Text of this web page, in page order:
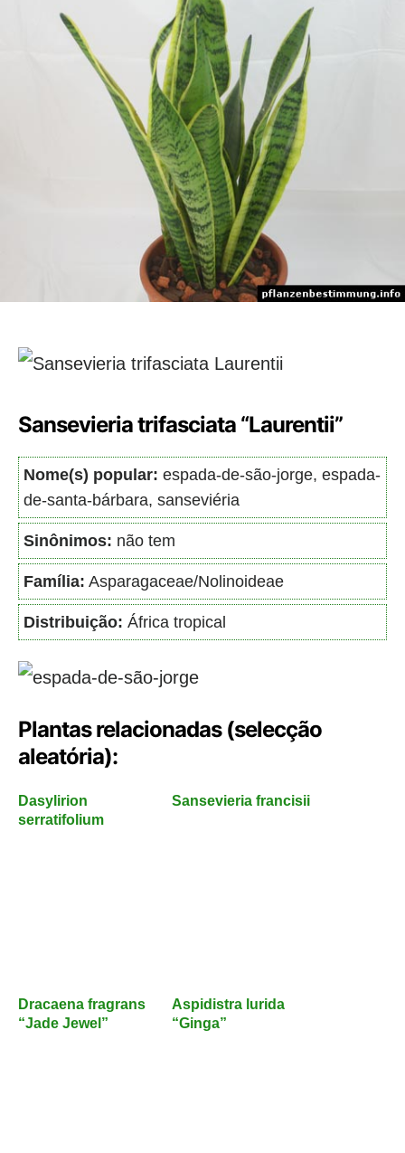
Sansevieria trifasciata “Laurentii”
Nome(s) popular: espada-de-são-jorge, espada-
de-santa-bárbara, sanseviéria
Sinônimos: não tem
Família: Asparagaceae/Nolinoideae
Distribuição: África tropical
Plantas relacionadas (selecção
aleatória):
Dasylirion
serratifolium
Sansevieria francisii
Dracaena fragrans
“Jade Jewel”
Aspidistra lurida
“Ginga”